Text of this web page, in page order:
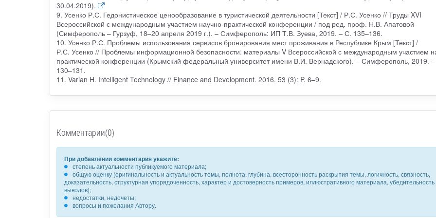
30.04.2019).
9. Усенко Р.С. Гедонистическое ценообразование в туристической деятельности [Текст] / Р.С. Усенко // Труды XVI
Всероссийской с международным участием научно-практической конференции / под ред. проф. Н.В. Апатовой
(Симферополь – Гурзуф, 18–20 апреля 2019 г.). – Симферополь: ИП Т.В. Зуева, 2019. – С. 135–136.
10. Усенко Р.С. Проблемы использования сервисов бронирования мест проживания в Республике Крым [Текст] /
Р.С. Усенко // Проблемы информационной безопасности: материалы V Всероссийской с международным участием
практической конференции (Крымский федеральный университет имени В.И. Вернадского). – Симферополь, 2019.
130–131.
11. Varian H. Intelligent Technology // Finance and Development. 2016. 53 (3): P. 6–9.
Комментарии(0)
При добавлении комментария укажите:
степень актуальности публикуемого материала;
общую оценку (оригинальность и актуальность темы, полнота, глубина, всесторонность раскрытия темы, логичность, связность,
доказательность, структурная упорядоченность, характер и достоверность примеров, иллюстративного материала, убедительность
выводов);
недостатки, недочеты;
вопросы и пожелания Автору.